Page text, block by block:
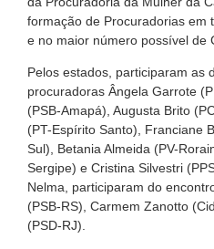
formação de Procuradorias em
e no maior número possível de
Pelos estados, participaram as
procuradoras Ângela Garrote
(PSB-Amapá), Augusta Brito
(PT-Espírito Santo), Franciane
Sul), Betania Almeida (PV-
Sergipe) e Cristina Silvestri
Nelma, participaram do
(PSB-RS), Carmem Zanotto
(PSD-RJ).